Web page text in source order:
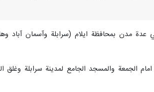
عدة مدن بمحافظة ايلام (سرابلة وآسمان آباد
الجمعة والمسجد الجامع لمدينة سرابلة